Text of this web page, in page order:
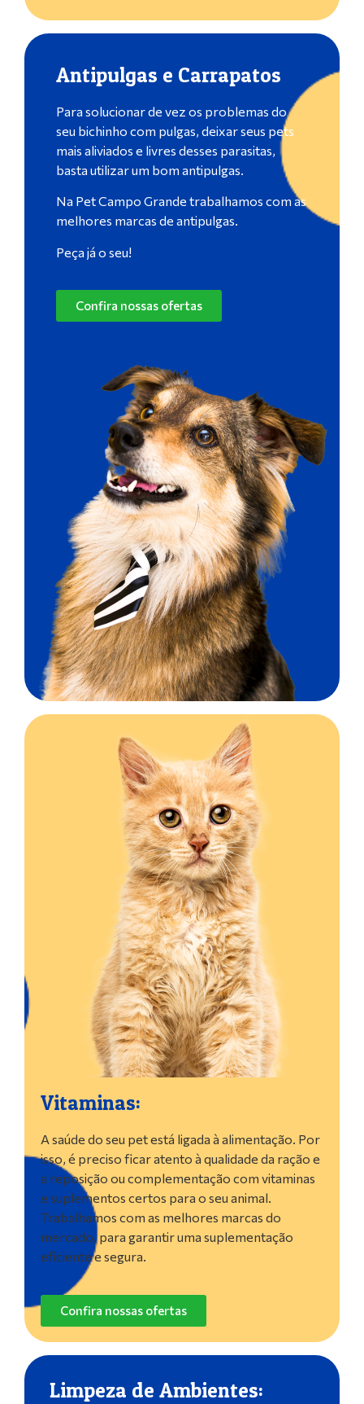
Antipulgas e Carrapatos
Para solucionar de vez os problemas do
seu bichinho com pulgas, deixar seus pets
mais aliviados e livres desses parasitas,
basta utilizar um bom antipulgas.
Na Pet Campo Grande trabalhamos com as
melhores marcas de antipulgas.
Peça já o seu!
Confira nossas ofertas
Vitaminas:
A saúde do seu pet está ligada à alimentação. Por
isso, é preciso ficar atento à qualidade da ração e
a reposição ou complementação com vitaminas
e suplementos certos para o seu animal.
Trabalhamos com as melhores marcas do
mercado, para garantir uma suplementação
eficiente e segura.
Confira nossas ofertas
Limpeza de Ambientes: